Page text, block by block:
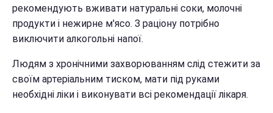
рекомендують вживати натуральні соки, молочні
продукти і нежирне м'ясо. З раціону потрібно
виключити алкогольні напої.
Людям з хронічними захворюванням слід стежити за
своїм артеріальним тиском, мати під руками
необхідні ліки і виконувати всі рекомендації лікаря.